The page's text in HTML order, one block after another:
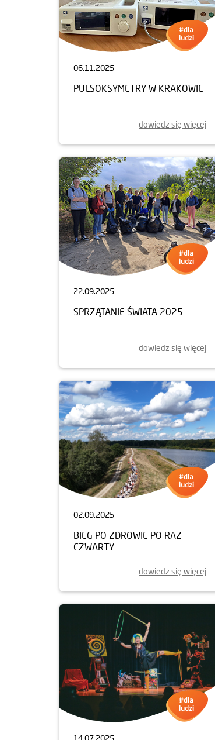
06.11.2025
PULSOKSYMETRY W KRAKOWIE
dowiedz się więcej
22.09.2025
SPRZĄTANIE ŚWIATA 2025
dowiedz się więcej
02.09.2025
BIEG PO ZDROWIE PO RAZ
CZWARTY
dowiedz się więcej
14.07.2025